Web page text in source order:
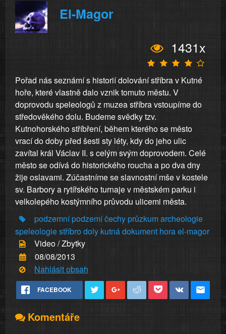
El-Magor
1431x
Pořad nás seznámí s historií dolování stříbra v Kutné
hoře, které vlastně dalo vznik tomuto městu. V
doprovodu speleologů z muzea stříbra vstoupíme do
středověkého dolu. Budeme svědky tzv.
Kutnohorského stříbření, během kterého se město
vrací do doby před šesti sty léty, kdy do jeho ulic
zavítal král Václav II. s celým svým doprovodem. Celé
město se odívá do historického roucha a po dva dny
žije oslavami. Zúčastníme se slavnostní mše v kostele
sv. Barbory a rytířského turnaje v městském parku i
velkolepého kostýmního průvodu ulicemi města.
podzemnípodzemíčechyprůzkumarcheologie
speleologiestříbrodoly kutnádokument horael-magor
Video / Zbytky
08/08/2013
Nahlásit obsah
FACEBOOK
Komentáře